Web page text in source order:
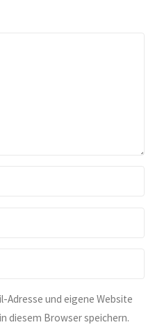
Adresse und eigene Website
diesem Browser speichern.